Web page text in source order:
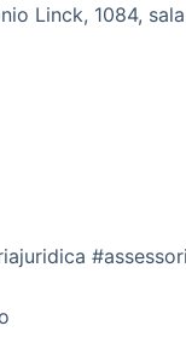
Linck, 1084,